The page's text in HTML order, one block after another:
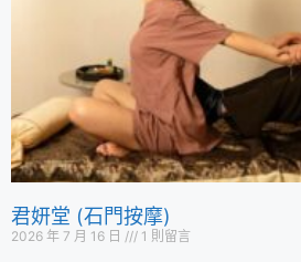
君妍堂 (石門按摩)
2026 年 7 月 16 日 1 則留言